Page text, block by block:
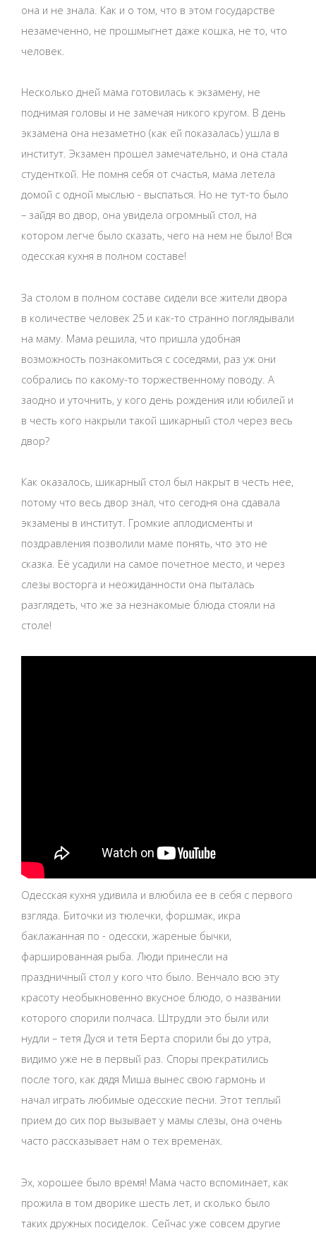
она и не знала. Как и о том, что в этом государстве
незамеченно, не прошмыгнет даже кошка, не то, что
человек.
Несколько дней мама готовилась к экзамену, не
поднимая головы и не замечая никого кругом. В день
экзамена она незаметно (как ей показалась) ушла в
институт. Экзамен прошел замечательно, и она стала
студенткой. Не помня себя от счастья, мама летела
домой с одной мыслью - выспаться. Но не тут-то было
– зайдя во двор, она увидела огромный стол, на
котором легче было сказать, чего на нем не было! Вся
одесская кухня в полном составе!
За столом в полном составе сидели все жители двора
в количестве человек 25 и как-то странно поглядывали
на маму. Мама решила, что пришла удобная
возможность познакомиться с соседями, раз уж они
собрались по какому-то торжественному поводу. А
заодно и уточнить, у кого день рождения или юбилей и
в честь кого накрыли такой шикарный стол через весь
двор?
Как оказалось, шикарный стол был накрыт в честь нее,
потому что весь двор знал, что сегодня она сдавала
экзамены в институт. Громкие аплодисменты и
поздравления позволили маме понять, что это не
сказка. Её усадили на самое почетное место, и через
слезы восторга и неожиданности она пыталась
разглядеть, что же за незнакомые блюда стояли на
столе!
Одесская кухня удивила и влюбила ее в себя с первого
взгляда. Биточки из тюлечки, форшмак, икра
баклажанная по - одесски, жареные бычки,
фаршированная рыба. Люди принесли на
праздничный стол у кого что было. Венчало всю эту
красоту необыкновенно вкусное блюдо, о названии
которого спорили полчаса. Штрудли это были или
нудли – тетя Дуся и тетя Берта спорили бы до утра,
видимо уже не в первый раз. Споры прекратились
после того, как дядя Миша вынес свою гармонь и
начал играть любимые одесские песни. Этот теплый
прием до сих пор вызывает у мамы слезы, она очень
часто рассказывает нам о тех временах.
Эх, хорошее было время! Мама часто вспоминает, как
прожила в том дворике шесть лет, и сколько было
таких дружных посиделок. Сейчас уже совсем другие